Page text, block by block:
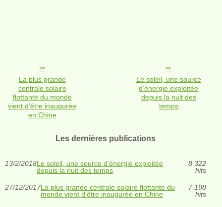
La plus grande
centrale solaire
flottante du monde
vient d’être inaugurée
en Chine
Le soleil, une source
d’énergie exploitée
depuis la nuit des
temps
Les dernières publications
13/2/2018Le soleil, une source d’énergie exploitée
depuis la nuit des temps
8 322
hits
27/12/2017La plus grande centrale solaire flottante du
monde vient d’être inaugurée en Chine
7 198
hits